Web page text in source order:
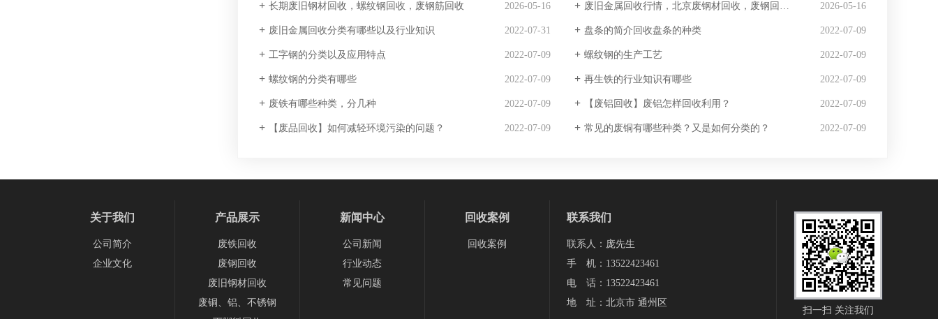
长期废旧钢材回收，螺纹钢回收，废钢筋回收 2026-05-16 废旧金属回收行情，北京废钢材回收，废钢回收价格 2026-05-16
废旧金属回收分类有哪些以及行业知识 2022-07-31 盘条的简介回收盘条的种类 2022-07-09
工字钢的分类以及应用特点 2022-07-09 螺纹钢的生产工艺 2022-07-09
螺纹钢的分类有哪些 2022-07-09 再生铁的行业知识有哪些 2022-07-09
废铁有哪些种类，分几种 2022-07-09 【废铝回收】废铝怎样回收利用？ 2022-07-09
【废品回收】如何减轻环境污染的问题？ 2022-07-09 常见的废铜有哪些种类？又是如何分类的？ 2022-07-09
关于我们
公司简介
企业文化
产品展示
废铁回收
废钢回收
废旧钢材回收
废铜、铝、不锈钢
新闻中心
公司新闻
行业动态
常见问题
回收案例
回收案例
联系我们
联系人：庞先生‬
手 机：13522423461
电 话：13522423461
地 址：北京市 通州区
扫一扫 关注我们